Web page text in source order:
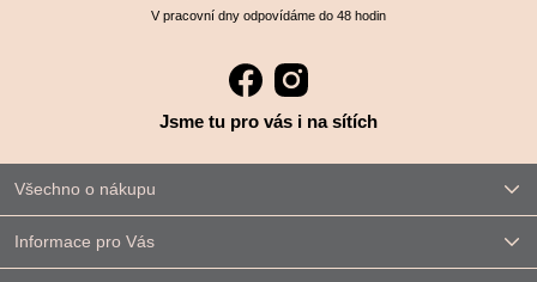
V pracovní dny odpovídáme do 48 hodin
Jsme tu pro vás i na sítích
Všechno o nákupu
Informace pro Vás